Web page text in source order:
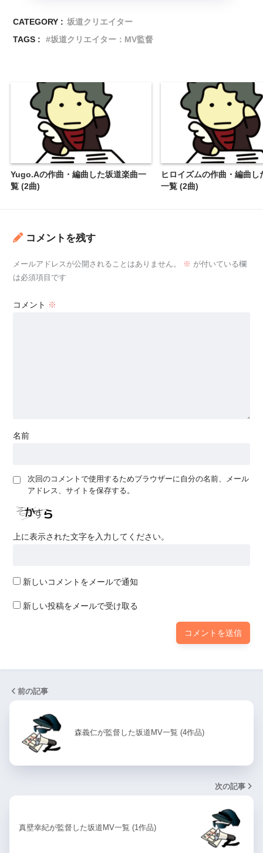
CATEGORY : 坂道クリエイター
TAGS :
坂道クリエイター：MV監督
Yugo.Aの作曲・編曲した坂道楽曲一
覧 (2曲)
ヒロイズムの作曲・編曲し
一覧 (2曲)
コメントを残す
メールアドレスが公開されることはありません。 ※ が付いている欄
は必須項目です
コメント ※
名前
次回のコメントで使用するためブラウザーに自分の名前、メール
アドレス、サイトを保存する。
上に表示された文字を入力してください。
新しいコメントをメールで通知
新しい投稿をメールで受け取る
前の記事
森義仁が監督した坂道MV一覧 (4作品)
次の記事
真壁幸紀が監督した坂道MV一覧 (1作品)